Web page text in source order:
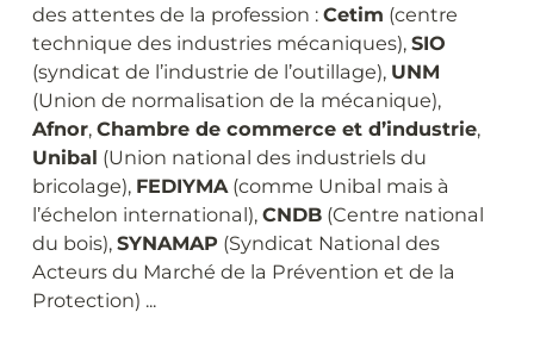
des attentes de la profession : Cetim (centre
technique des industries mécaniques), SIO
(syndicat de l’industrie de l’outillage), UNM
(Union de normalisation de la mécanique),
Afnor, Chambre de commerce et d’industrie,
Unibal (Union national des industriels du
bricolage), FEDIYMA(comme Unibal mais à
l’échelon international), CNDB(Centre national
du bois), SYNAMAP (Syndicat National des
Acteurs du Marché de la Prévention et de la
Protection) ...